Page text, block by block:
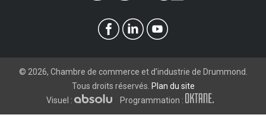
© 2026, Chambre de commerce et d’industrie de Drummond.
Tous droits réservés. Plan du site
Visuel :
Programmation :